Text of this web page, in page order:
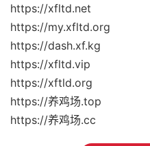
https://xfltd.net
https://my.xfltd.org
https://dash.xf.kg
https://xfltd.vip
https://xftld.org
https://养鸡场.top
https://养鸡场.cc